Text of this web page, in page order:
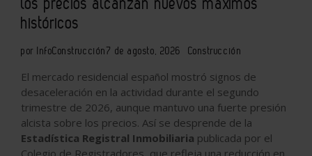
históricos
por InfoConstrucción7 de agosto, 2026 Construcción
El mercado residencial español mostró signos de
desaceleración en la actividad durante el segundo
trimestre de 2026, aunque mantuvo una fuerte presión
alcista sobre los precios. Así se desprende de la
Estadística Registral Inmobiliaria publicada por el